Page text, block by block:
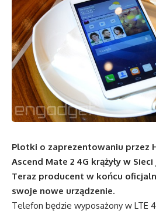
Plotki o zaprezentowaniu przez
Ascend Mate 2 4G krążyły w
Teraz producent w końcu
swoje nowe urządzenie.
Telefon będzie wyposażony w LTE